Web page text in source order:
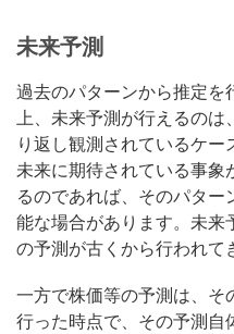
未来予測
過去のパターンから推定を
上、未来予測が行えるのは
り返し観測されているケ
未来に期待されている事象
るのであれば、そのパタ
能な場合があります。未来
の予測が古くから行われて
一方で株価等の予測は、そ
行った時点で、その予測自